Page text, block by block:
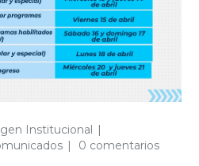
Institucional
0 comentarios